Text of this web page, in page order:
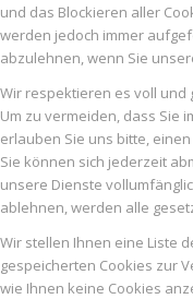
und das Blockieren aller
werden jedoch immer
abzulehnen, wenn Sie
Wir respektieren es voll und
Um zu vermeiden, dass Sie
erlauben Sie uns bitte,
Sie können sich jederzeit
unsere Dienste
ablehnen, werden alle
Wir stellen Ihnen eine Liste
gespeicherten Cookies zur
wie Ihnen keine Cookies